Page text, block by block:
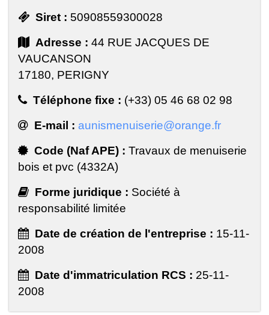
Siret : 50908559300028
Adresse : 44 RUE JACQUES DE
VAUCANSON
17180, PERIGNY
Téléphone fixe : (+33) 05 46 68 02 98
E-mail : aunismenuiserie@orange.fr
Code (Naf APE) : Travaux de menuiserie
bois et pvc (4332A)
Forme juridique : Société à
responsabilité limitée
Date de création de l'entreprise : 15-11-
2008
Date d'immatriculation RCS : 25-11-
2008